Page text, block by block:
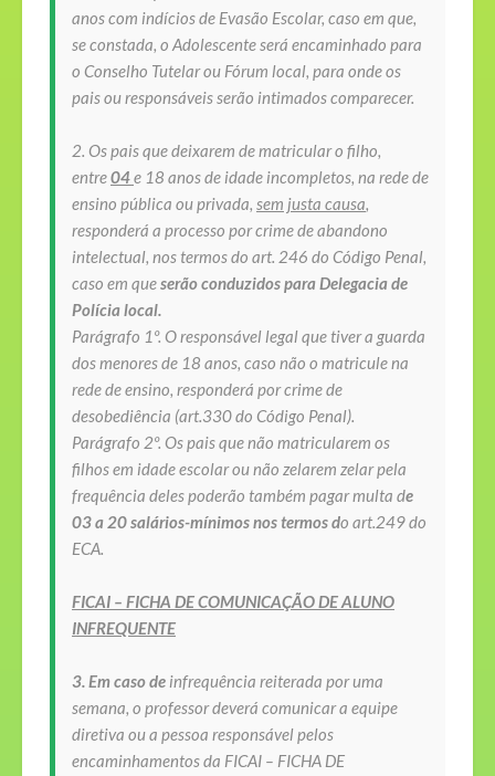
anos com indícios de Evasão Escolar, caso em que,
se constada, o Adolescente será encaminhado para
o Conselho Tutelar ou Fórum local, para onde os
pais ou responsáveis serão intimados comparecer.
2. Os pais que deixarem de matricular o filho,
entre04e 18 anos de idade incompletos, na rede de
ensino pública ou privada, sem justa causa,
responderá a processo por crime de abandono
intelectual, nos termos do art. 246 do Código Penal,
caso em queserão conduzidos para Delegacia de
Polícia local.
Parágrafo 1º. O responsável legal que tiver a guarda
dos menores de 18 anos, caso não o matricule na
rede de ensino, responderá por crime de
desobediência (art.330 do Código Penal).
Parágrafo 2º. Os pais que não matricularem os
filhos em idade escolar ou não zelarem zelar pela
frequência deles poderão também pagar multa de
03 a 20 salários-mínimos nos termos do art.249 do
ECA.
FICAI – FICHA DE COMUNICAÇÃO DE ALUNO
INFREQUENTE
3. Em caso de infrequência reiterada por uma
semana, o professor deverá comunicar a equipe
diretiva ou a pessoa responsável pelos
encaminhamentos da FICAI – FICHA DE